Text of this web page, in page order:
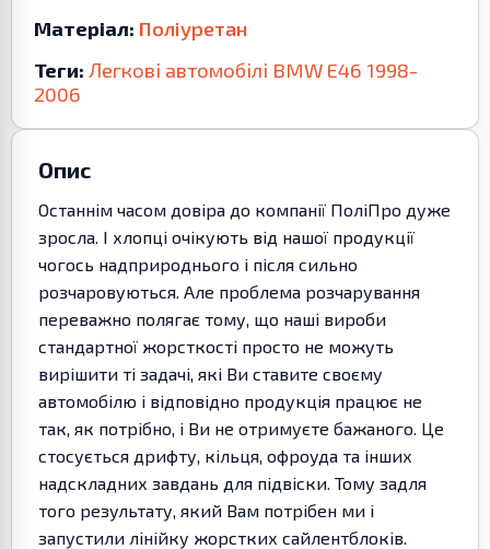
Матеріал: Поліуретан
Теги: Легкові автомобілі BMW E46 1998-
2006
Опис
Останнім часом довіра до компанії ПоліПро дуже
зросла. І хлопці очікують від нашої продукції
чогось надприроднього і після сильно
розчаровуються. Але проблема розчарування
переважно полягає тому, що наші вироби
стандартної жорсткості просто не можуть
вирішити ті задачі, які Ви ставите своєму
автомобілю і відповідно продукція працює не
так, як потрібно, і Ви не отримуєте бажаного. Це
стосується дрифту, кільця, офроуда та інших
надскладних завдань для підвіски. Тому задля
того результату, який Вам потрібен ми і
запустили лінійку жорстких сайлентблоків.